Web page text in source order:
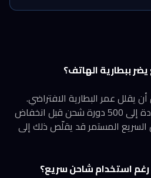
ببطارية الهاتف؟
يقلل عمر البطارية الافتراضي.
بطارية الليثيوم أيون تصل عادة إلى 500 دورة شحن قبل انخفاض
الشحن السريع المستمر قد يقلّص ذلك إلى
استخدام شاحن سريع؟